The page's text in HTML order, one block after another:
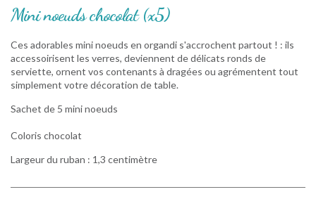
Mini noeuds chocolat (x5)
Ces adorables mini noeuds en organdi s'accrochent partout ! : ils
accessoirisent les verres, deviennent de délicats ronds de
serviette, ornent vos contenants à dragées ou agrémentent tout
simplement votre décoration de table.
Sachet de 5 mini noeuds
Coloris chocolat
Largeur du ruban : 1,3 centimètre